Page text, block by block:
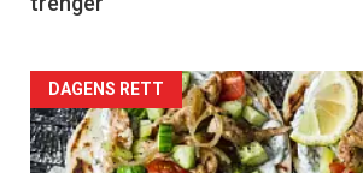
Forsiden
akkurat
DAGENS RETT